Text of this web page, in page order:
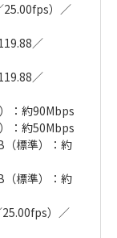
25.00fps）／
／
／
：約90Mbps
：約50Mbps
（標準）：約
（標準）：約
25.00fps）／